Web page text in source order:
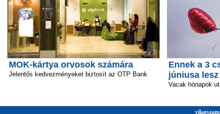
MOK-kártya orvosok számára
Jelentős kedvezményeket biztosít az OTP Bank
Ennek a 3
júniusa lesz
Vacak hónapok